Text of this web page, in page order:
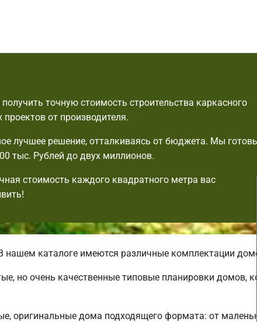
точную стоимость строительства каркасного
от производителя.
лучшее решение, отталкиваясь от бюджета. Мы
тыс. Рублей до двух миллионов.
стоимость каждого квадратного метра вас
каталоге имеются различные комплектации
но очень качественные типовые планировки домов,
оригинальные дома подходящего формата: от